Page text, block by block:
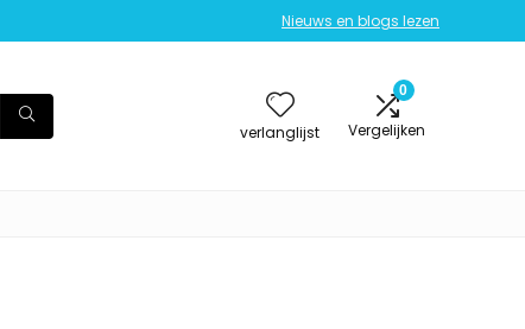
Nieuws en blogs lezen
verlanglijst
0
Vergelijken